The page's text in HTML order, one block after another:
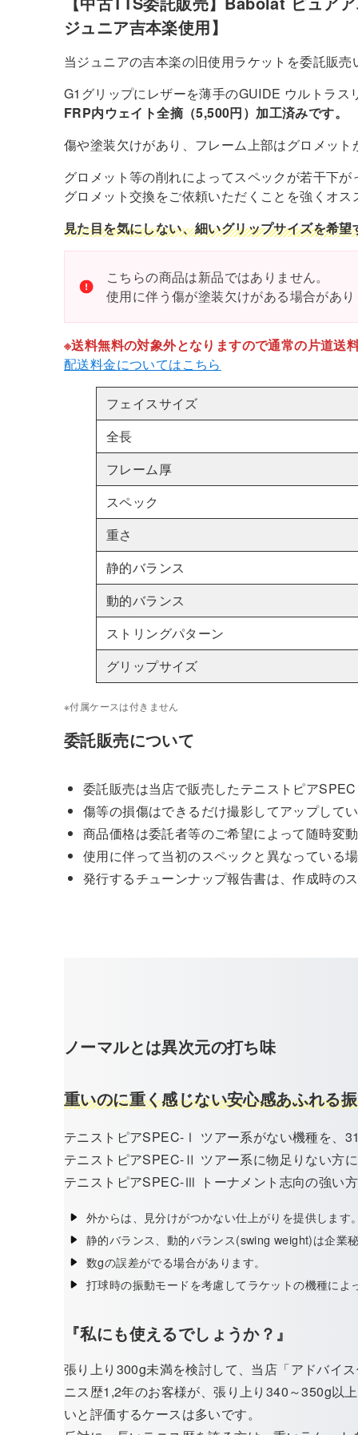
ジュニア吉本楽使用】
当ジュニアの吉本楽の旧使用ラケットを委託販売
G1グリップにレザーを薄手のGUIDE ウルトラス
FRP内ウェイト全摘（5,500円）加工済みです。
傷や塗装欠けがあり、フレーム上部はグロメッ
グロメット等の削れによってスペックが若干下
グロメット交換をご依頼いただくことを強くオス
見た目を気にしない、細いグリップサイズを希
こちらの商品は新品ではありません。
使用に伴う傷が塗装欠けがある場合があ
※送料無料の対象外となりますので通常の片道送
配送料金についてはこちら
フェイスサイズ
全長
フレーム厚
スペック
重さ
静的バランス
動的バランス
ストリングパターン
グリップサイズ
※付属ケースは付きません
委託販売について
委託販売は当店で販売したテニストピア
傷等の損傷はできるだけ撮影してアップして
商品価格は委託者等のご希望によって随時変
使用に伴って当初のスペックと異なっている
発行するチューンナップ報告書は、作成時の
ノーマルとは異次元の打ち味
重いのに重く感じない安心感あふれる
テニストピアSPEC-Ⅰ ツアー系がない機種を、
テニストピアSPEC-Ⅱ ツアー系に物足りない方
テニストピアSPEC-Ⅲ トーナメント志向の強い
外からは、見分けがつかない仕上がりを提供します
静的バランス、動的バランス(swing weight)は企業
数gの誤差がでる場合があります。
打球時の振動モードを考慮してラケットの機種によ
『私にも使えるでしょうか？』
張り上り300g未満を検討して、当店「アドバイ
ニス歴1,2年のお客様が、張り上り340～350g以
いと評価するケースは多いです。